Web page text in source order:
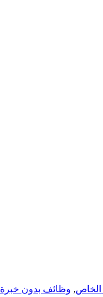
الخاص, وظائف بدون خبرة